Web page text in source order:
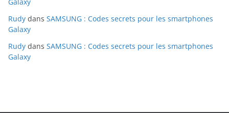
Rudy dans SAMSUNG : Codes secrets pour les smartphones
Galaxy
Rudy dans SAMSUNG : Codes secrets pour les smartphones
Galaxy